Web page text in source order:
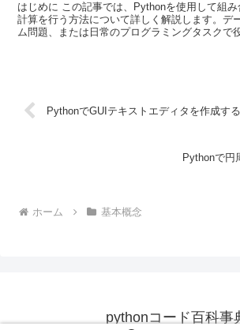
はじめに この記事では、Pythonを使用して組
計算を行う方法について詳しく解説します。デ
ム問題、または日常のプログラミングタスクで
PythonでGUIテキストエディタを作成す
Pythonで円
ホーム 基本概念
pythonコード百科事